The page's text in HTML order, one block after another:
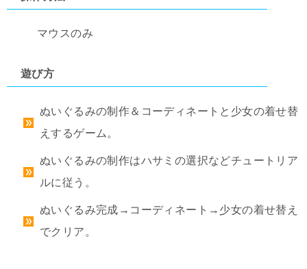
マウスのみ
遊び方
ぬいぐるみの制作＆コーディネートと少女の着せ替
えするゲーム。
ぬいぐるみの制作はハサミの選択などチュートリア
ルに従う。
ぬいぐるみ完成→コーディネート→少女の着せ替え
でクリア。